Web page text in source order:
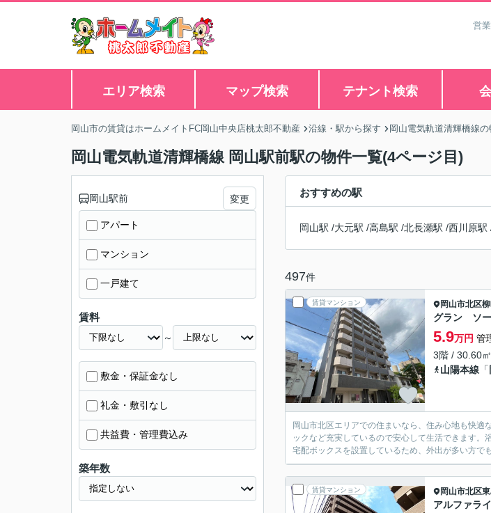
営
エリア検索 マップ検索 テナント検索
岡山市の賃貸はホームメイトFC岡山中央店桃太郎不動産 沿線・駅から探す 岡山電気軌道清輝橋線
岡山電気軌道清輝橋線 岡山駅前駅の物件一覧(4ページ目)
おすすめの駅
岡山駅 /大元駅 /高島駅 /北長瀬駅 /西川原駅
497件
賃貸マンション 岡山市北区
グラン ソ
5.9万円 管
3階 / 30.60
山陽本線 「
岡山市北区エリアでの住まいなら、住み心地も快
ックなど充実しているので安心して生活できます
宅配ボックスを設置しているため、外出が多い方で
賃貸マンション 岡山市北区
アルファラ
岡山駅前 変更
アパート
マンション
一戸建て
賃料
～
敷金・保証金なし
礼金・敷引なし
共益費・管理費込み
築年数